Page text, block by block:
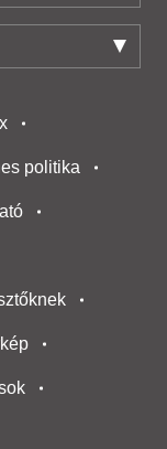
politika